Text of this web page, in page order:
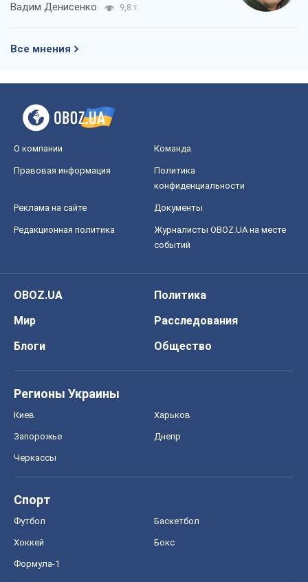
Вадим Денисенко 9,8 т.
Все мнения
О компании Команда
Правовая информация
Политика
конфиденциальности
Реклама на сайте Документы
Редакционная политика
Журналисты OBOZ.UA на месте
событий
OBOZ.UA
Политика
Мир
Расследования
Блоги
Общество
Регионы Украины
Киев Харьков
Запорожье Днепр
Черкассы
Спорт
Футбол Баскетбол
Хоккей Бокс
Формула-1